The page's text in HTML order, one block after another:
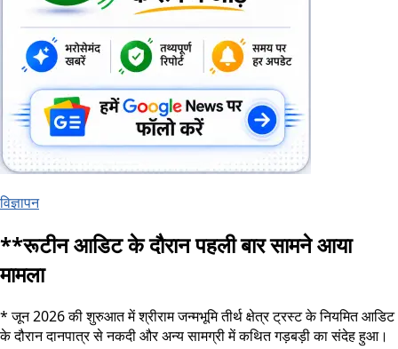
विज्ञापन
**रूटीन आडिट के दौरान पहली बार सामने आया
मामला
* जून 2026 की शुरुआत में श्रीराम जन्मभूमि तीर्थ क्षेत्र ट्रस्ट के नियमित आडिट
के दौरान दानपात्र से नकदी और अन्य सामग्री में कथित गड़बड़ी का संदेह हुआ।